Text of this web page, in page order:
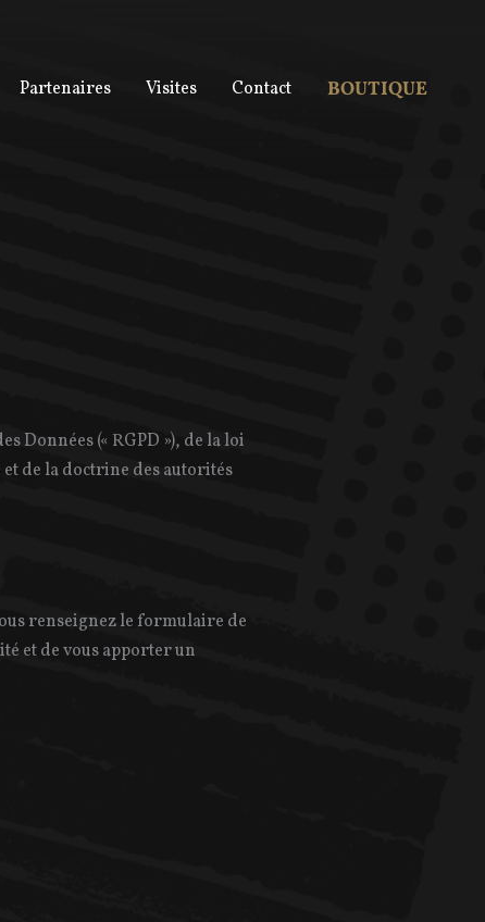
Partenaires Visites Contact BOUTIQUE
Données (« RGPD »), de la loi
de la doctrine des autorités
renseignez le formulaire de
et de vous apporter un